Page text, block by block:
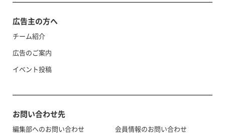
広告主の方へ
チーム紹介
広告のご案内
イベント投稿
お問い合わせ先
編集部へのお問い合わせ 会員情報のお問い合わせ